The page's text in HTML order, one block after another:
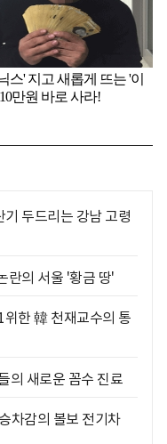
두드리는 강남 고령
란의 서울 '황금 땅'
한 韓 천재교수의 통
의 새로운 꼼수 진료
차감의 볼보 전기차